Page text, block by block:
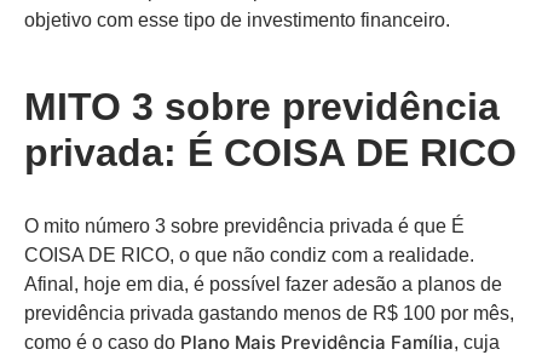
objetivo com esse tipo de investimento financeiro.
MITO 3 sobre previdência
privada: É COISA DE RICO
O mito número 3 sobre previdência privada é que É
COISA DE RICO, o que não condiz com a realidade.
Afinal, hoje em dia, é possível fazer adesão a planos de
previdência privada gastando menos de R$ 100 por mês,
como é o caso do Plano Mais Previdência Família, cuja